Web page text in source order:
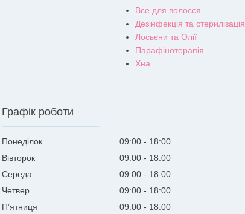
Все для волосся
Дезінфекція та стерилізація
Лосьєни та Олії
Парафінотерапія
Хна
Графік роботи
Понеділок 09:00
18:00
Вівторок
09:00
18:00
Середа
09:00
18:00
Четвер
09:00
18:00
Пʼятниця
09:00 18:00